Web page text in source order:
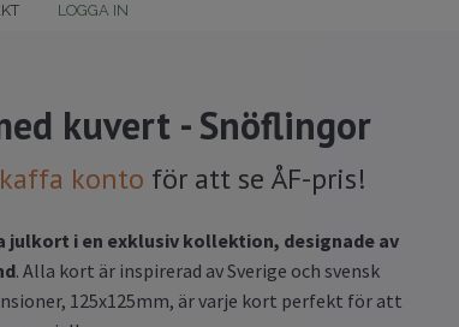
LOGGA IN
kuvert - Snöflingor
konto för att se ÅF-pris!
julkort i en exklusiv kollektion, designade av
. Alla kort är inspirerad av Sverige och svensk
125x125mm, är varje kort perfekt för att